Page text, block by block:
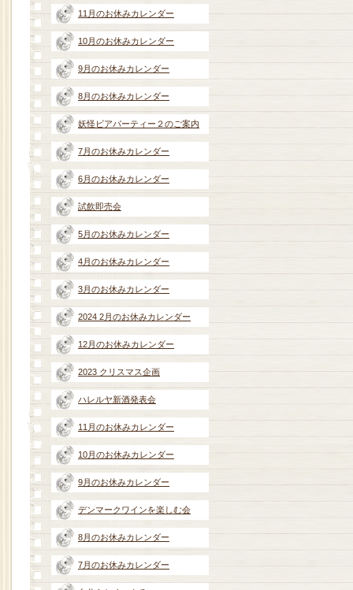
11月のお休みカレンダー
10月のお休みカレンダー
9月のお休みカレンダー
8月のお休みカレンダー
妖怪ビアパーティー２のご案内
7月のお休みカレンダー
6月のお休みカレンダー
試飲即売会
5月のお休みカレンダー
4月のお休みカレンダー
3月のお休みカレンダー
2024 2月のお休みカレンダー
12月のお休みカレンダー
2023 クリスマス企画
ハレルヤ新酒発表会
11月のお休みカレンダー
10月のお休みカレンダー
9月のお休みカレンダー
デンマークワインを楽しむ会
8月のお休みカレンダー
7月のお休みカレンダー